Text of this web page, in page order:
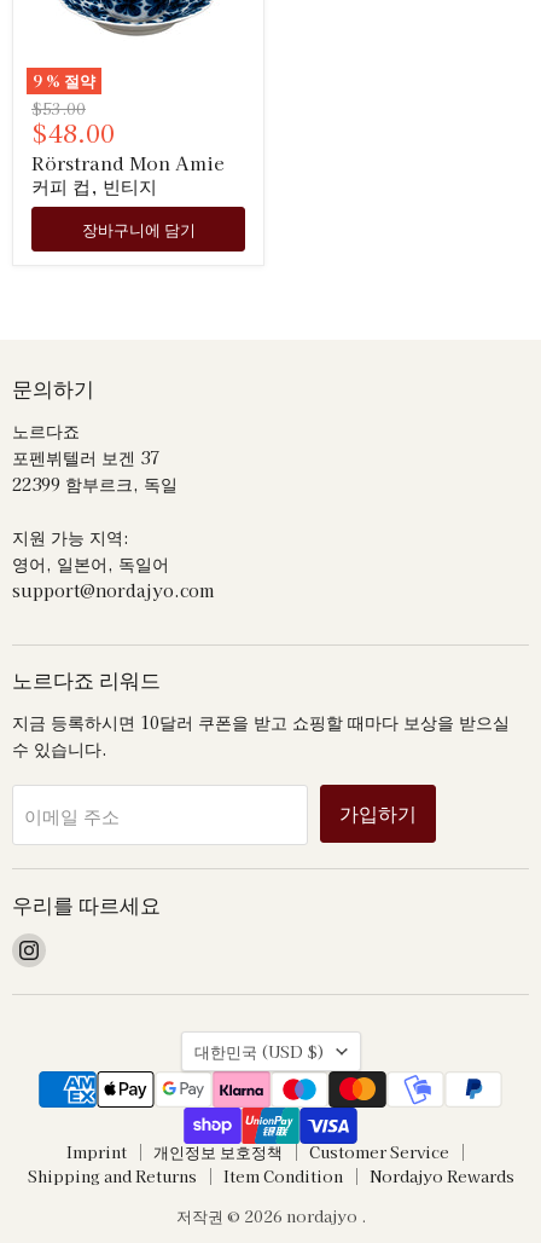
9 % 절약
원
래
가
격
$53.00
현
재
가
격
$48.00
Rörstrand Mon Amie
커피 컵, 빈티지
장바구니에 담기
문의하기
노르다죠
포펜뷔텔러 보겐 37
22399 함부르크, 독일
지원 가능 지역:
영어, 일본어, 독일어
support@nordajyo.com
노르다죠 리워드
지금 등록하시면 10달러 쿠폰을 받고 쇼핑할 때마다 보상을 받으실
수 있습니다.
이메일 주소 가입하기
우리를 따르세요
Instagram
서
를
찾
세
국
가
대한민국 (USD $)
Imprint 개인정보 보호정책
Customer Service
Shipping and Returns
Item Condition
Nordajyo Rewards
저작권 © 2026 nordajyo .